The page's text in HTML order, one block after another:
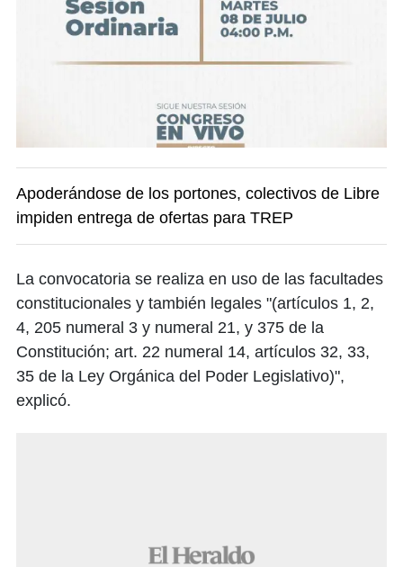
Apoderándose de los portones, colectivos de Libre
impiden entrega de ofertas para TREP
La convocatoria se realiza en uso de las facultades
constitucionales y también legales "(artículos 1, 2,
4, 205 numeral 3 y numeral 21, y 375 de la
Constitución; art. 22 numeral 14, artículos 32, 33,
35 de la Ley Orgánica del Poder Legislativo)",
explicó.